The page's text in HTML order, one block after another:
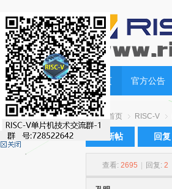
首页 官方公告
首页
›
RISC-V
›
发新帖 回复
查看: 2695 回复: 2